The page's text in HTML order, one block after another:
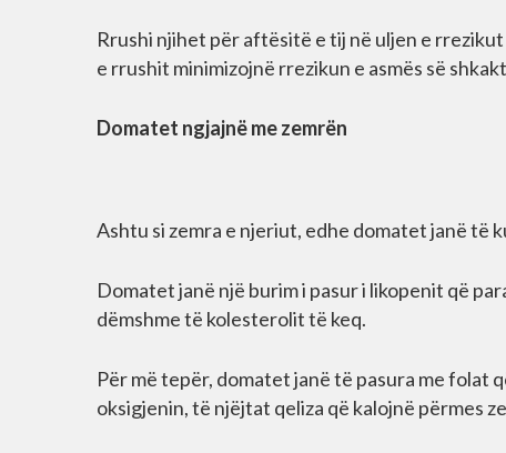
Rrushi njihet për aftësitë e tij në uljen e
e rrushit minimizojnë rrezikun e asmës së
Domatet ngjajnë me zemrën
Ashtu si zemra e njeriut, edhe domatet janë të
Domatet janë një burim i pasur i likopenit që
dëmshme të kolesterolit të keq.
Për më tepër, domatet janë të pasura me folat
oksigjenin, të njëjtat qeliza që kalojnë përmes